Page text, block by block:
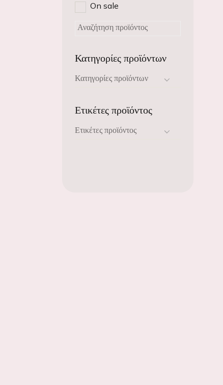
On sale
Κατηγορίες προϊόντων
Κατηγορίες προϊόντων
Ετικέτες προϊόντος
Ετικέτες προϊόντος